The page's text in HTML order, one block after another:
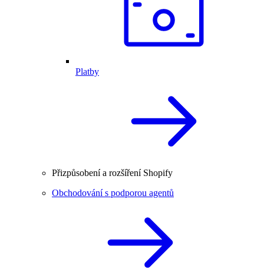
Platby
Přizpůsobení a rozšíření Shopify
Obchodování s podporou agentů